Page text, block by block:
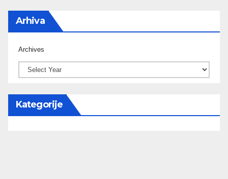
Arhiva
Archives
Kategorije